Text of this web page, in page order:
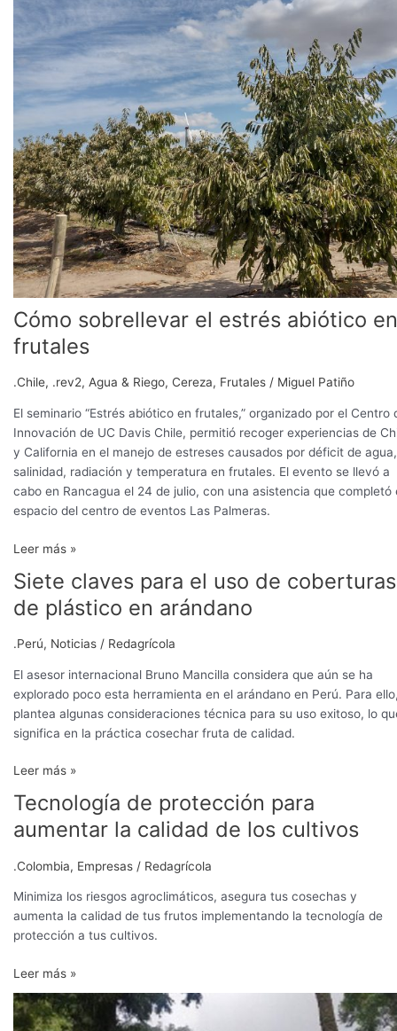
Cómo sobrellevar el estrés abiótico en
frutales
.Chile, .rev2, Agua & Riego, Cereza, Frutales / Miguel Patiño
El seminario “Estrés abiótico en frutales,” organizado por el Centro
Innovación de UC Davis Chile, permitió recoger experiencias de
y California en el manejo de estreses causados por déficit de agua,
salinidad, radiación y temperatura en frutales. El evento se llevó a
cabo en Rancagua el 24 de julio, con una asistencia que completó
espacio del centro de eventos Las Palmeras.
Cómo
sobrellevar
el
abiótico
frutales
Leer más »
Siete claves para el uso de coberturas
de plástico en arándano
.Perú, Noticias / Redagrícola
El asesor internacional Bruno Mancilla considera que aún se ha
explorado poco esta herramienta en el arándano en Perú. Para
plantea algunas consideraciones técnica para su uso exitoso, lo
significa en la práctica cosechar fruta de calidad.
Siete
claves
para
de
coberturas
de
plástico
arándano
Leer más »
Tecnología de protección para
aumentar la calidad de los cultivos
.Colombia, Empresas / Redagrícola
Minimiza los riesgos agroclimáticos, asegura tus cosechas y
aumenta la calidad de tus frutos implementando la tecnología de
protección a tus cultivos.
Tecnología
protección
la
calidad
de
cultivos
Leer más »
Macrotúneles:
tecnología